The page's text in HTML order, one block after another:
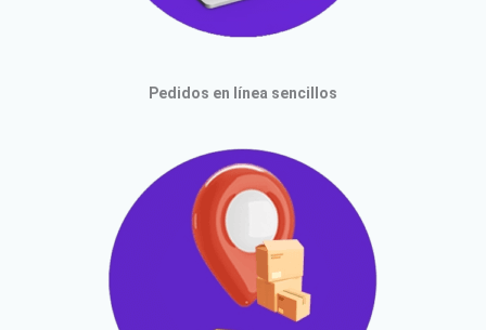
Pedidos en línea sencillos